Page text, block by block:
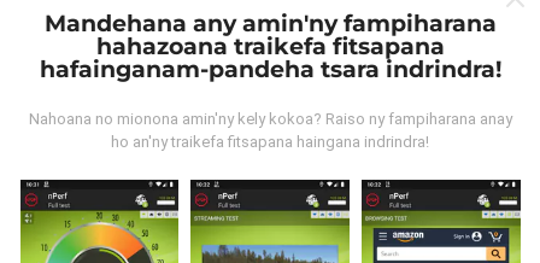
Avy aiza ny rakitra?
Ny rakitra voangona tamin'ny andrana dia azo avy
amin'ny fampiasana nPerf. Ireo andrana ireo mantsy
dia mamoaka ny rakitra marina teny an-toerana. Raha
Mandehana any amin'ny fampiharana
hahazoana traikefa fitsapana
hafainganam-pandeha tsara indrindra!
Nahoana no mionona amin'ny kely kokoa? Raiso ny fampiharana anay
ho an'ny traikefa fitsapana haingana indrindra!